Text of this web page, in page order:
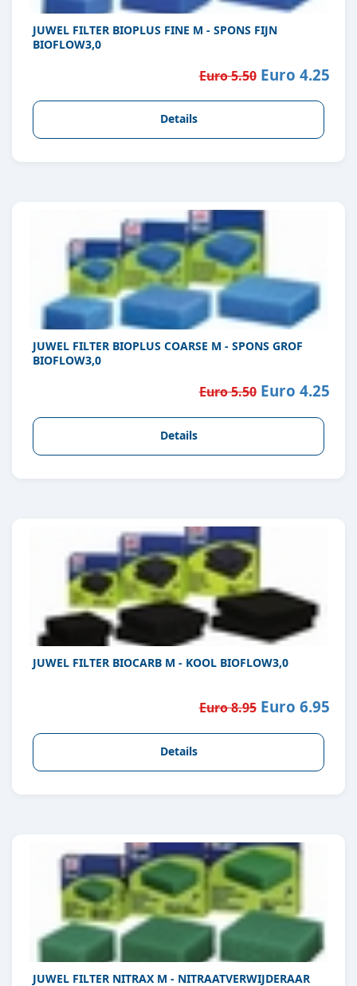
JUWEL FILTER BIOPLUS FINE M - SPONS FIJN
BIOFLOW3,0
Euro 5.50Euro 4.25
Details
JUWEL FILTER BIOPLUS COARSE M - SPONS GROF
BIOFLOW3,0
Euro 5.50Euro 4.25
Details
JUWEL FILTER BIOCARB M - KOOL BIOFLOW3,0
Euro 8.95Euro 6.95
Details
JUWEL FILTER NITRAX M - NITRAATVERWIJDERAAR